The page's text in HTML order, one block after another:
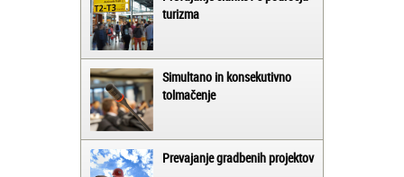
turizma
Simultano in konsekutivno
tolmačenje
Prevajanje gradbenih projektov